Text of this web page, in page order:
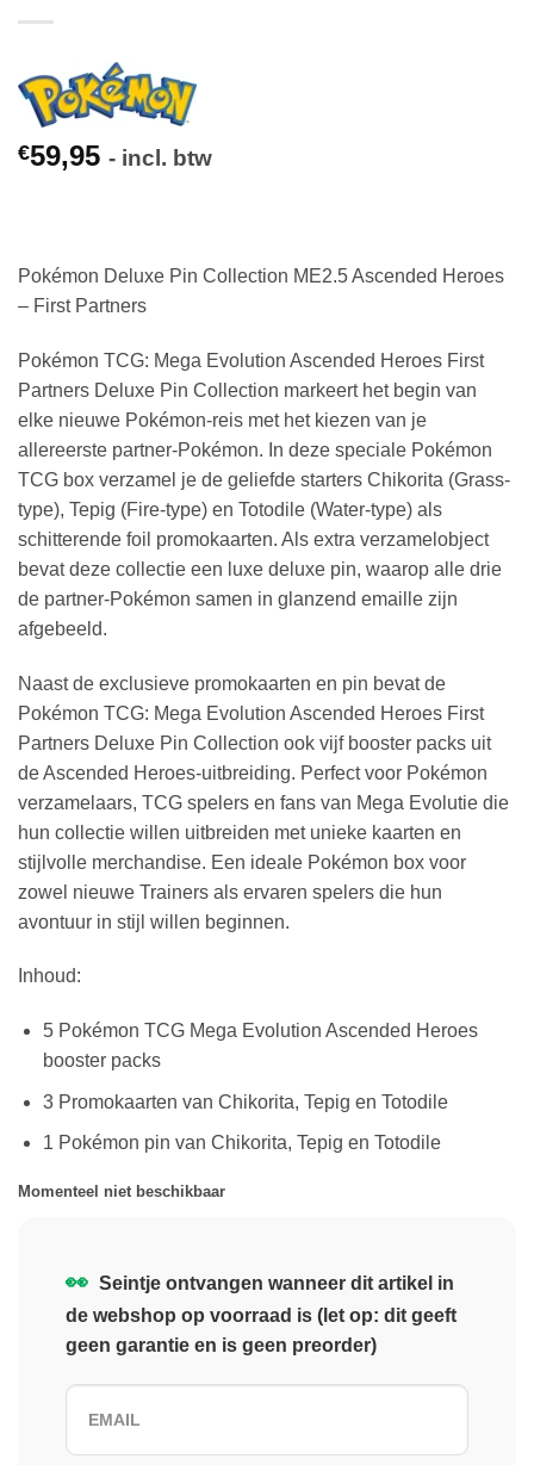
€59,95 - incl. btw
Pokémon Deluxe Pin Collection ME2.5 Ascended Heroes
– First Partners
Pokémon TCG: Mega Evolution Ascended Heroes First
Partners Deluxe Pin Collection markeert het begin van
elke nieuwe Pokémon-reis met het kiezen van je
allereerste partner-Pokémon. In deze speciale Pokémon
TCG box verzamel je de geliefde starters Chikorita (Grass-
type), Tepig (Fire-type) en Totodile (Water-type) als
schitterende foil promokaarten. Als extra verzamelobject
bevat deze collectie een luxe deluxe pin, waarop alle drie
de partner-Pokémon samen in glanzend emaille zijn
afgebeeld.
Naast de exclusieve promokaarten en pin bevat de
Pokémon TCG: Mega Evolution Ascended Heroes First
Partners Deluxe Pin Collection ook vijf booster packs uit
de Ascended Heroes-uitbreiding. Perfect voor Pokémon
verzamelaars, TCG spelers en fans van Mega Evolutie die
hun collectie willen uitbreiden met unieke kaarten en
stijlvolle merchandise. Een ideale Pokémon box voor
zowel nieuwe Trainers als ervaren spelers die hun
avontuur in stijl willen beginnen.
Inhoud:
5 Pokémon TCG Mega Evolution Ascended Heroes
booster packs
3 Promokaarten van Chikorita, Tepig en Totodile
1 Pokémon pin van Chikorita, Tepig en Totodile
Momenteel niet beschikbaar
👀 Seintje ontvangen wanneer dit artikel in
de webshop op voorraad is (let op: dit geeft
geen garantie en is geen preorder)